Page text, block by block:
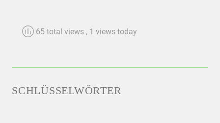
65 total views , 1 views today
SCHLÜSSELWÖRTER